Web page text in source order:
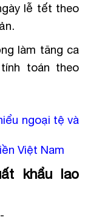
lễ tết theo
làm tăng ca
toán theo
ngoại tệ và
Việt Nam
khẩu lao